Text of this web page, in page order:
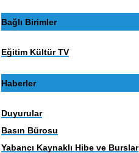
Bağlı Birimler
Eğitim Kültür TV
Haberler
Duyurular
Basın Bürosu
Yabancı Kaynaklı Hibe ve Burslar